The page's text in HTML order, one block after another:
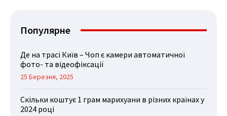
Популярне
Де на трасі Київ – Чоп є камери автоматичної
фото- та відеофіксації
25 Березня, 2025
Скільки коштує 1 грам марихуани в різних країнах у
2024 році